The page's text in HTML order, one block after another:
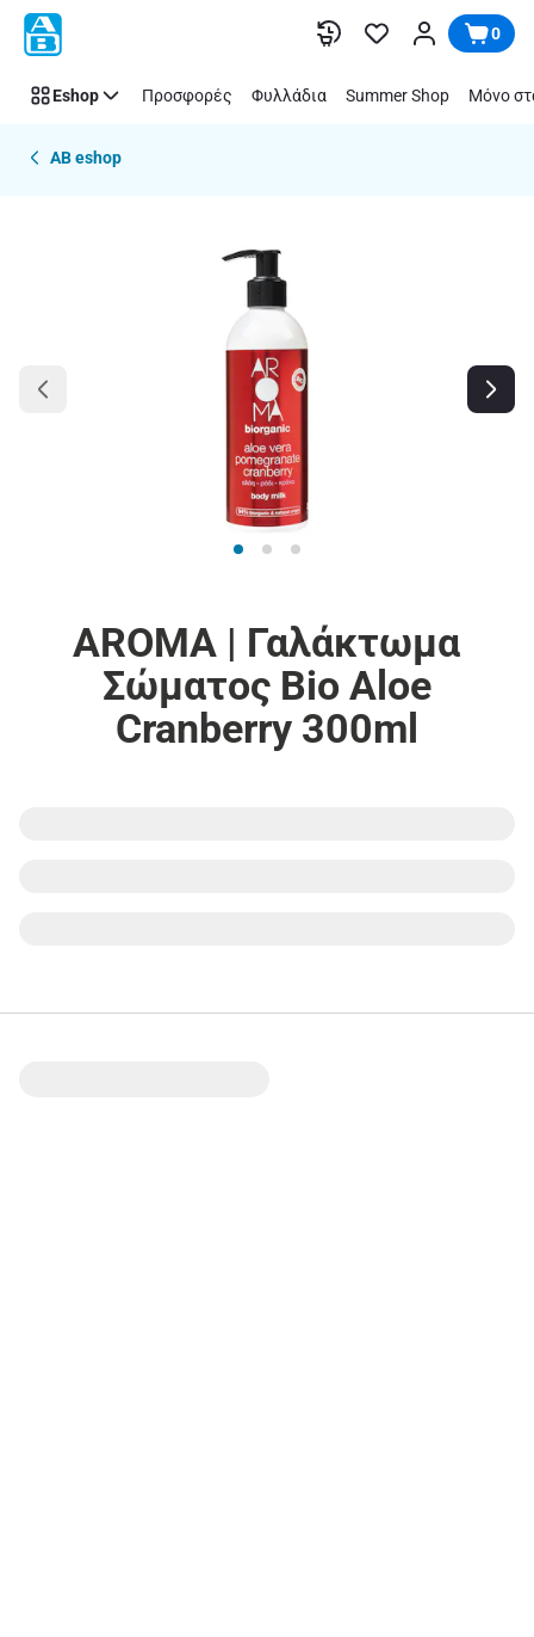
Παράλειψη 0
Eshop Προσφορές Φυλλάδια Summer Shop Μόνο
AB eshop
AROMA | Γαλάκτωμα
Σώματος Bio Aloe
Cranberry 300ml